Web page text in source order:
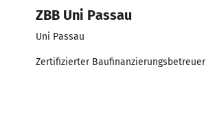
ZBB Uni Passau
Uni Passau
Zertifizierter Baufinanzierungsbetreuer